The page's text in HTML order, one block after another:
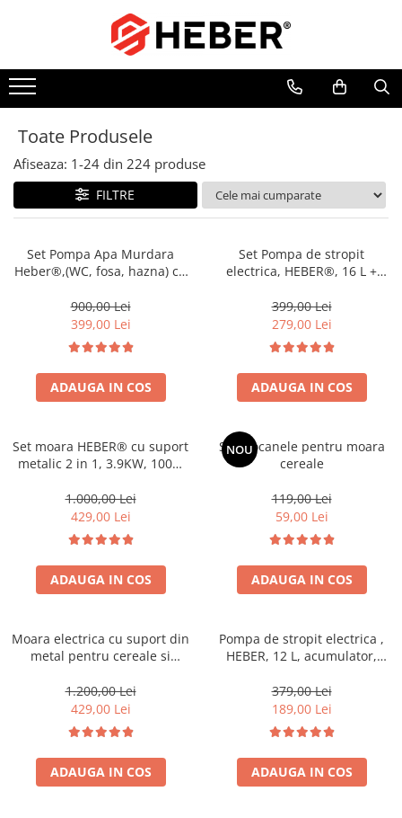
Toate Produsele
Mixere cu bol
Friteuze cu aer cald
Pompe de apa
Pompe submersibile
Pompe submersibile nisip
Pompe apa de suprafata
Motopompe
Hidrofoare
Hidrofor cu pompa submersibila
Pompe de stropit
Pompe de stropit electrice
Mori electrice
Accesorii mori electrice
Batoze de porumb
Zdrobitoare struguri, fructe si
legume
Aparate de sudura
Drujbe
Motoare electrice
Scule si Unelte Electrice
Toate Produsele
Afiseaza: 1-24 din 224 produse
FILTRE
Set Pompa Apa Murdara
Heber®,(WC, fosa, hazna) cu
+20m Furtun pompieri
2"+cuple metalice
900,00 Lei
399,00 Lei
ADAUGA IN COS
Set Pompa de stropit
electrica, HEBER®, 16 L +
399,00 Lei
279,00 Lei
ADAUGA IN COS
Set moara HEBER® cu suport
metalic 2 in 1, 3.9KW, 100%
macinat cereale, uruiala,
porumb boabe, stiuleti,
coceni, butuc cu 20 ciocanele,
4 site
1.000,00 Lei
429,00 Lei
ADAUGA IN COS
NOU
Set ciocanele pentru moara
cereale
119,00 Lei
59,00 Lei
ADAUGA IN COS
Moara electrica cu suport din
metal pentru cereale si
Mare, motor 3,5 kw (100%
cupru), 3000 rpm, 300 kg/h, 4
site de rezerva, 20 ciocanele
1.200,00 Lei
429,00 Lei
ADAUGA IN COS
Pompa de stropit electrica ,
HEBER, 12 L, acumulator,
incluse
379,00 Lei
189,00 Lei
ADAUGA IN COS